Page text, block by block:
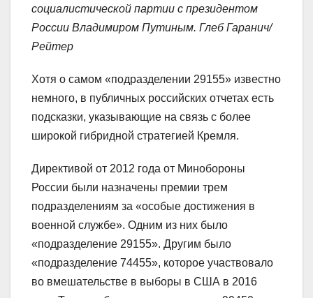
социалистической партии с президентом
России Владимиром Путиным. Глеб Гаранич/
Рейтер
Хотя о самом «подразделении 29155» известно
немного, в публичных российских отчетах есть
подсказки, указывающие на связь с более
широкой гибридной стратегией Кремля.
Директивой от 2012 года от Минобороны
России были назначены премии трем
подразделениям за «особые достижения в
военной службе». Одним из них было
«подразделение 29155». Другим было
«подразделение 74455», которое участвовало
во вмешательстве в выборы в США в 2016